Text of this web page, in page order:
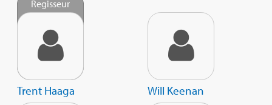
Regisseur
Trent Haaga Will Keenan